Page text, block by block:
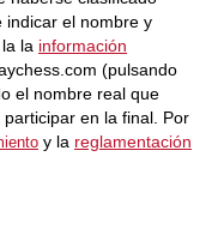
indicar el nombre y
la información
(pulsando
el nombre real que
en la final. Por
y la reglamentación